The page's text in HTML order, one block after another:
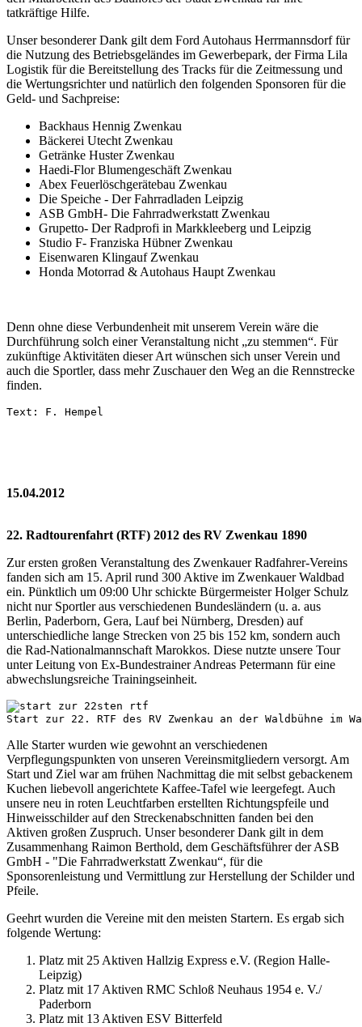
tatkräftige Hilfe.
Unser besonderer Dank gilt dem Ford Autohaus Herrmannsdorf für
die Nutzung des Betriebsgeländes im Gewerbepark, der Firma Lila
Logistik für die Bereitstellung des Tracks für die Zeitmessung und
die Wertungsrichter und natürlich den folgenden Sponsoren für die
Geld- und Sachpreise:
Backhaus Hennig Zwenkau
Bäckerei Utecht Zwenkau
Getränke Huster Zwenkau
Haedi-Flor Blumengeschäft Zwenkau
Abex Feuerlöschgerätebau Zwenkau
Die Speiche - Der Fahrradladen Leipzig
ASB GmbH- Die Fahrradwerkstatt Zwenkau
Grupetto- Der Radprofi in Markkleeberg und Leipzig
Studio F- Franziska Hübner Zwenkau
Eisenwaren Klingauf Zwenkau
Honda Motorrad & Autohaus Haupt Zwenkau
Denn ohne diese Verbundenheit mit unserem Verein wäre die
Durchführung solch einer Veranstaltung nicht „zu stemmen“. Für
zukünftige Aktivitäten dieser Art wünschen sich unser Verein und
auch die Sportler, dass mehr Zuschauer den Weg an die Rennstrecke
finden.
Text: F. Hempel
15.04.2012
22. Radtourenfahrt (RTF) 2012 des RV Zwenkau 1890
Zur ersten großen Veranstaltung des Zwenkauer Radfahrer-Vereins
fanden sich am 15. April rund 300 Aktive im Zwenkauer Waldbad
ein. Pünktlich um 09:00 Uhr schickte Bürgermeister Holger Schulz
nicht nur Sportler aus verschiedenen Bundesländern (u. a. aus
Berlin, Paderborn, Gera, Lauf bei Nürnberg, Dresden) auf
unterschiedliche lange Strecken von 25 bis 152 km, sondern auch
die Rad-Nationalmannschaft Marokkos. Diese nutzte unsere Tour
unter Leitung von Ex-Bundestrainer Andreas Petermann für eine
abwechslungsreiche Trainingseinheit.
Start zur 22. RTF des RV Zwenkau an der Waldbühne im
Alle Starter wurden wie gewohnt an verschiedenen
Verpflegungspunkten von unseren Vereinsmitgliedern versorgt. Am
Start und Ziel war am frühen Nachmittag die mit selbst gebackenem
Kuchen liebevoll angerichtete Kaffee-Tafel wie leergefegt. Auch
unsere neu in roten Leuchtfarben erstellten Richtungspfeile und
Hinweisschilder auf den Streckenabschnitten fanden bei den
Aktiven großen Zuspruch. Unser besonderer Dank gilt in dem
Zusammenhang Raimon Berthold, dem Geschäftsführer der ASB
GmbH - "Die Fahrradwerkstatt Zwenkau“, für die
Sponsorenleistung und Vermittlung zur Herstellung der Schilder und
Pfeile.
Geehrt wurden die Vereine mit den meisten Startern. Es ergab sich
folgende Wertung:
Platz mit 25 Aktiven Hallzig Express e.V. (Region Halle-
Leipzig)
Platz mit 17 Aktiven RMC Schloß Neuhaus 1954 e. V./
Paderborn
Platz mit 13 Aktiven ESV Bitterfeld